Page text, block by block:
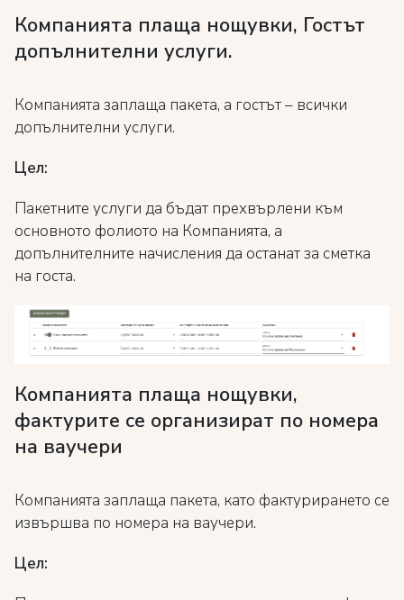
Компанията плаща нощувки, Гостът
допълнителни услуги.
Компанията заплаща пакета, а гостът – всички
допълнителни услуги.
Цел:
Пакетните услуги да бъдат прехвърлени към
основното фолиото на Компанията, а
допълнителните начисления да останат за сметка
на госта.
Компанията плаща нощувки,
фактурите се организират по номера
на ваучери
Компанията заплаща пакета, като фактурирането се
извършва по номера на ваучери.
Цел: